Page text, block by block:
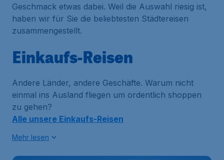
Geschmack etwas dabei. Weil die Auswahl riesig ist,
haben wir für Sie die beliebtesten Städtereisen
zusammengestellt.
Einkaufs-Reisen
Andere Länder, andere Geschäfte. Warum nicht
einmal ins Ausland fliegen um ordentlich shoppen
zu gehen?
Alle unsere Einkaufs-Reisen
Mehr lesen